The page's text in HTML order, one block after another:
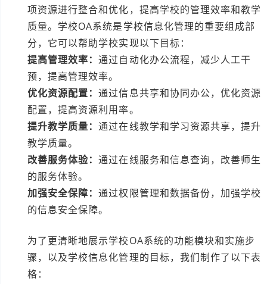
项资源进行整合和优化，提高学校的管理效率和教学
质量。学校OA系统是学校信息化管理的重要组成部
分，它可以帮助学校实现以下目标：
提高管理效率：通过自动化办公流程，减少人工干
预，提高管理效率。
优化资源配置：通过信息共享和协同办公，优化资源
配置，提高资源利用率。
提升教学质量：通过在线教学和学习资源共享，提升
教学质量。
改善服务体验：通过在线服务和信息查询，改善师生
的服务体验。
加强安全保障：通过权限管理和数据备份，加强学校
的信息安全保障。
为了更清晰地展示学校OA系统的功能模块和实施步
骤，以及学校信息化管理的目标，我们制作了以下表
格：